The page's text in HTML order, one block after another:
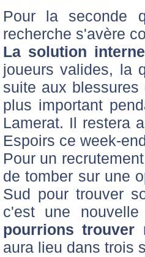
Pour la seconde
recherche s'avère
La solution interne
joueurs valides, la
suite aux blessures
plus important
Lamerat. Il restera
Espoirs ce week-
Pour un
de tomber sur une
Sud pour trouver
c'est une
pourrions trouver
aura lieu dans trois